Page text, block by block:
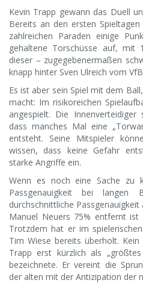
Kevin Trapp gewann das Duell
Bereits an den ersten
zahlreichen Paraden einige
gehaltene Torschüsse auf, mit
dieser – zugegebenermaßen
knapp hinter Sven Ulreich vom
Es ist aber sein Spiel mit dem
macht: Im risikoreichen
angespielt. Die
dass manches Mal eine
entsteht. Seine Mitspieler
wissen, dass keine Gefahr
starke Angriffe ein.
Wenn es noch eine Sache zu
Passgenauigkeit bei langen
durchschnittliche
Manuel Neuers 75% entfernt ist
Trotzdem hat er im
Tim Wiese bereits überholt.
Trapp erst kürzlich als
bezeichnete. Er vereint die
der alten mit der Antizipation der